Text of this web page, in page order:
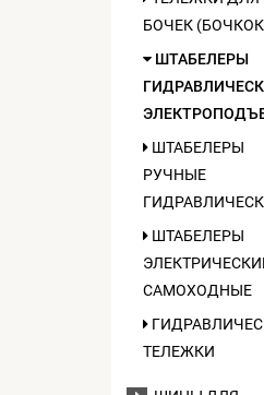
БОЧЕК
ШТАБЕЛЕРЫ
ШТАБЕЛЕРЫ
РУЧНЫЕ
ШТАБЕЛЕРЫ
САМОХОДНЫЕ
ТЕЛЕЖКИ